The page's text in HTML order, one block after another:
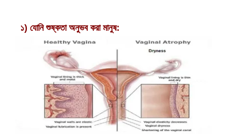
১) যোনি শুষ্কতা অনুভব করা মানুষ: